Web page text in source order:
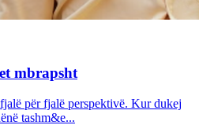
mbrapsht
për fjalë perspektivë. Kur dukej
tashm&e...